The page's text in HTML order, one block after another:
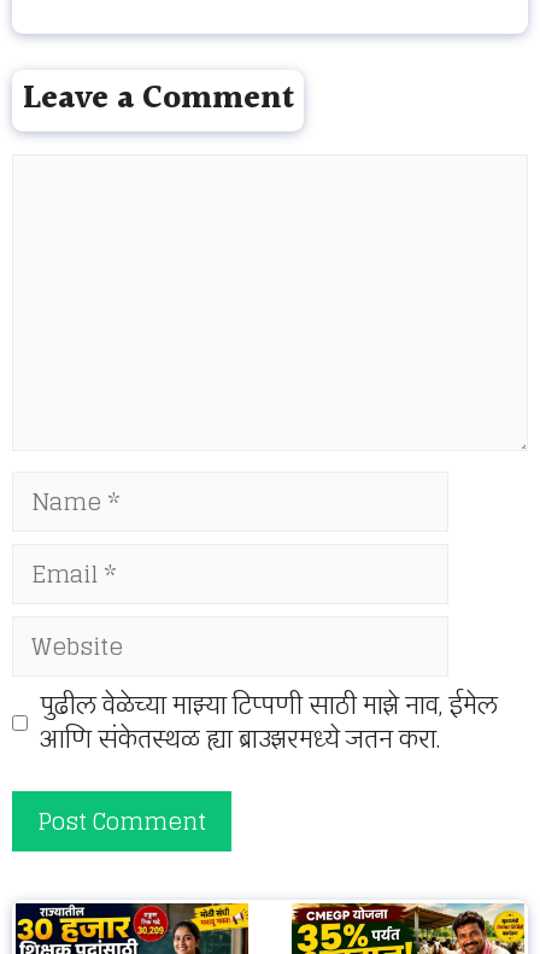
Leave a Comment
Name
Email
Website
पुढील वेळेच्या माझ्या टिप्पणी साठी माझे नाव, ईमेल
आणि संकेतस्थळ ह्या ब्राउझरमध्ये जतन करा.